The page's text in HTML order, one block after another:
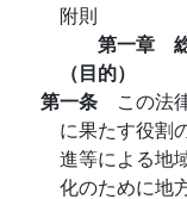
附則
第一章
（目的）
第一条 この法
に果たす役割
進等による地
化のために地